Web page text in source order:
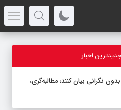
اخبار
نگرانی بیان کنند؛ مطالبه‌گری،